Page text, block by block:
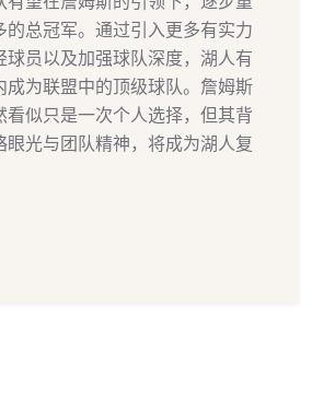
的总冠军。通过引入更多有实力
球员以及加强球队深度，湖人有
成为联盟中的顶级球队。詹姆斯
看似只是一次个人选择，但其背
眼光与团队精神，将成为湖人复